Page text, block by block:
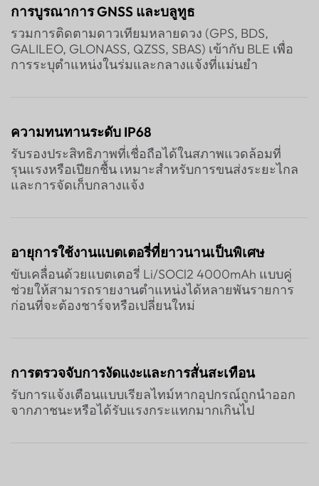
การบูรณาการ GNSS และบลูทูธ
รวมการติดตามดาวเทียมหลายดวง (GPS, BDS,
GALILEO, GLONASS, QZSS, SBAS) เข้ากับ BLE เพื่อ
การระบุตำแหน่งในร่มและกลางแจ้งที่แม่นยำ
ความทนทานระดับ IP68
รับรองประสิทธิภาพที่เชื่อถือได้ในสภาพแวดล้อมที่
รุนแรงหรือเปียกชื้น เหมาะสำหรับการขนส่งระยะไกล
และการจัดเก็บกลางแจ้ง
อายุการใช้งานแบตเตอรี่ที่ยาวนานเป็นพิเศษ
ขับเคลื่อนด้วยแบตเตอรี่ Li/SOCl2 4000mAh แบบคู่
ช่วยให้สามารถรายงานตำแหน่งได้หลายพันรายการ
ก่อนที่จะต้องชาร์จหรือเปลี่ยนใหม่
การตรวจจับการงัดแงะและการสั่นสะเทือน
รับการแจ้งเตือนแบบเรียลไทม์หากอุปกรณ์ถูกนำออก
จากภาชนะหรือได้รับแรงกระแทกมากเกินไป